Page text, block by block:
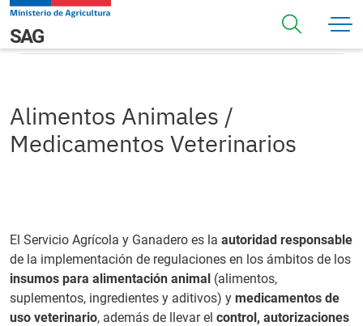
Pasar al contenido principal
Navegación principal
SAGAlimentos Animales / Medicamentos Veterinarios
Alimentos Animales /
Medicamentos Veterinarios
El Servicio Agrícola y Ganadero es la autoridad responsable
de la implementación de regulaciones en los ámbitos de los
insumos para alimentación animal (alimentos,
suplementos, ingredientes y aditivos) y medicamentos de
uso veterinario, además de llevar el control, autorizaciones